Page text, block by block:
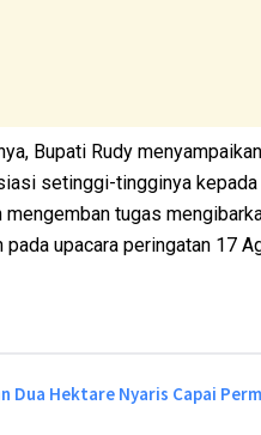
Bupati Rudy
setinggi-tingginya kepada
mengemban tugas
pada upacara peringatan 17
Dua Hektare Nyaris Capai